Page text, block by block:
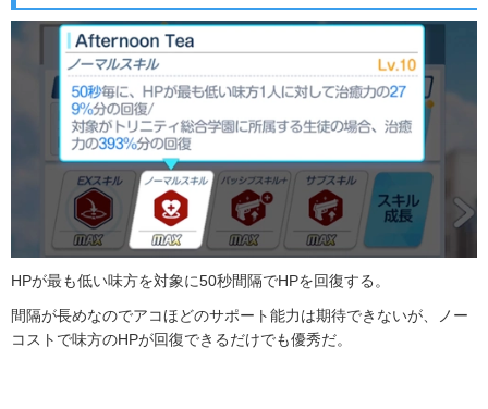
HPが最も低い味方を対象に50秒間隔でHPを回復する。
間隔が長めなのでアコほどのサポート能力は期待できないが、ノー
コストで味方のHPが回復できるだけでも優秀だ。